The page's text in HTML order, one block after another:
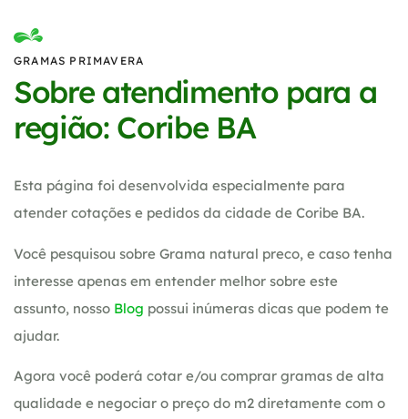
GRAMAS PRIMAVERA
Sobre atendimento para a
região: Coribe BA
Esta página foi desenvolvida especialmente para
atender cotações e pedidos da cidade de Coribe BA.
Você pesquisou sobre Grama natural preco, e caso tenha
interesse apenas em entender melhor sobre este
assunto, nosso Blog possui inúmeras dicas que podem te
ajudar.
Agora você poderá cotar e/ou comprar gramas de alta
qualidade e negociar o preço do m2 diretamente com o